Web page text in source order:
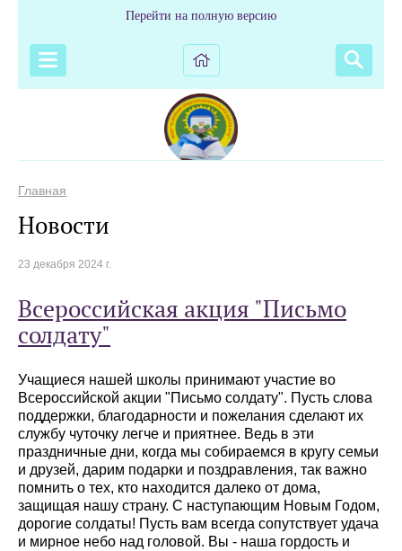
Перейти на полную версию
Главная
Новости
23 декабря 2024 г.
Всероссийская акция "Письмо
солдату"
Учащиеся нашей школы принимают участие во
Всероссийской акции "Письмо солдату". Пусть слова
поддержки, благодарности и пожелания сделают их
службу чуточку легче и приятнее. Ведь в эти
праздничные дни, когда мы собираемся в кругу семьи
и друзей, дарим подарки и поздравления, так важно
помнить о тех, кто находится далеко от дома,
защищая нашу страну. С наступающим Новым Годом,
дорогие солдаты! Пусть вам всегда сопутствует удача
и мирное небо над головой. Вы - наша гордость и